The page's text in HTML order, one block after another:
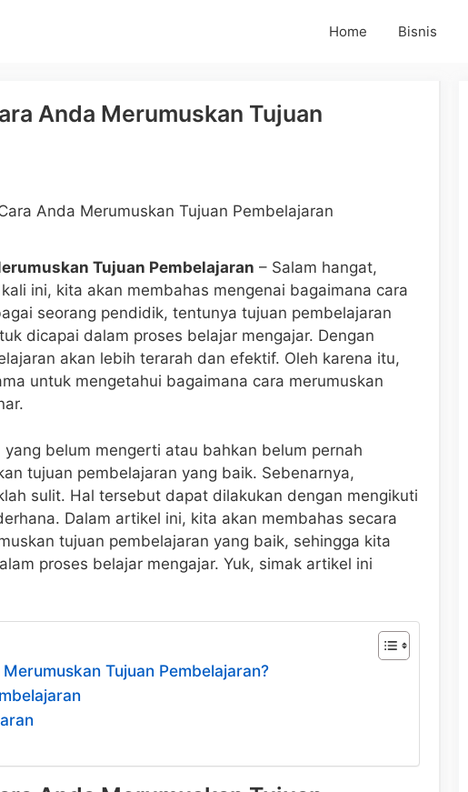
Home Bisnis
Anda Merumuskan Tujuan
Tujuan Pembelajaran – Salam hangat,
ini, kita akan membahas mengenai bagaimana cara
seorang pendidik, tentunya tujuan pembelajaran
dicapai dalam proses belajar mengajar. Dengan
akan lebih terarah dan efektif. Oleh karena itu,
untuk mengetahui bagaimana cara merumuskan
belum mengerti atau bahkan belum pernah
tujuan pembelajaran yang baik. Sebenarnya,
sulit. Hal tersebut dapat dilakukan dengan mengikuti
Dalam artikel ini, kita akan membahas secara
tujuan pembelajaran yang baik, sehingga kita
proses belajar mengajar. Yuk, simak artikel ini
Tujuan Pembelajaran?